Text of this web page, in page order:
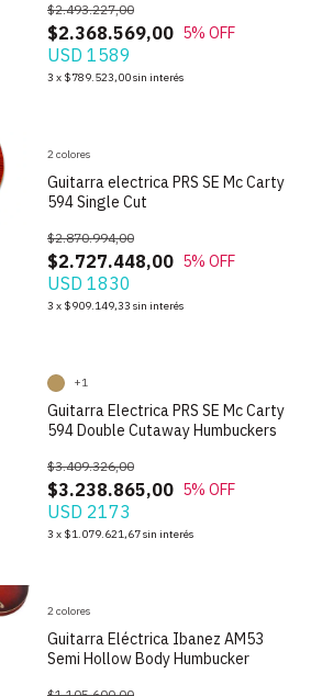
$2.368.569,00
$2.493.227,00
5% OFF
USD 1589
3 x $789.523,00sin interés
Guitarra electrica PRS SE Mc Carty
594 Single Cut
$2.727.448,00
$2.870.994,00
5% OFF
USD 1830
3 x $909.149,33 sin interés
2 colores
Guitarra Electrica PRS SE Mc Carty
594 Double Cutaway Humbuckers
$3.238.865,00
$3.409.326,00
5% OFF
USD 2173
3 x $1.079.621,67sin interés
+1
Guitarra Eléctrica Ibanez AM53
Semi Hollow Body Humbucker
2 colores